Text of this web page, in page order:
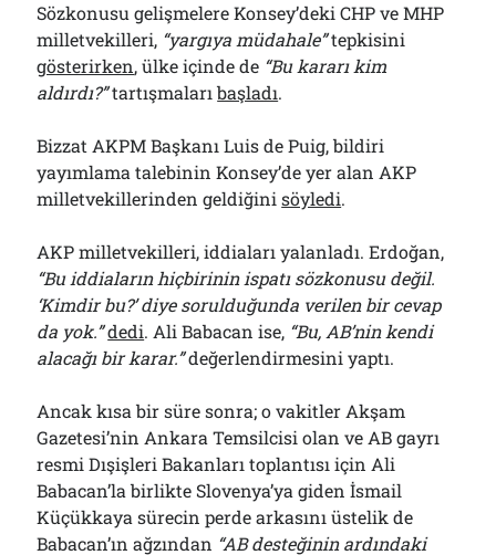
Sözkonusu gelişmelere Konsey’deki CHP ve MHP
milletvekilleri, “yargıya müdahale”tepkisini
gösterirken, ülke içinde de “Bu kararı kim
aldırdı?”tartışmalarıbaşladı.
Bizzat AKPM Başkanı Luis de Puig, bildiri
yayımlama talebinin Konsey’de yer alan AKP
milletvekillerinden geldiğinisöyledi.
AKP milletvekilleri, iddiaları yalanladı. Erdoğan,
“Bu iddiaların hiçbirinin ispatı sözkonusu değil.
‘Kimdir bu?’ diye sorulduğunda verilen bir cevap
da yok.”dedi. Ali Babacan ise, “Bu, AB’nin kendi
alacağı bir karar.”değerlendirmesini yaptı.
Ancak kısa bir süre sonra; o vakitler Akşam
Gazetesi’nin Ankara Temsilcisi olan ve AB gayrı
resmi Dışişleri Bakanları toplantısı için Ali
Babacan’la birlikte Slovenya’ya giden İsmail
Küçükkaya sürecin perde arkasını üstelik de
Babacan’ın ağzından “AB desteğinin ardındaki